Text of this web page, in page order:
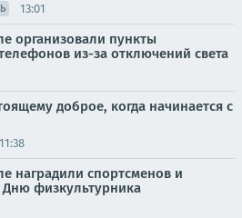
13:01
организовали пункты
из-за отключений света
доброе, когда начинается с
11:38
наградили спортсменов и
Дню физкультурника